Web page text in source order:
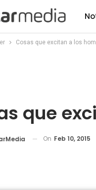
Cosas que excitan a los
que
On Feb 10, 2015